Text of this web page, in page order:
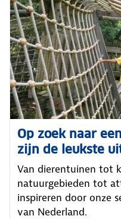
Op zoek naar
zijn de leukste
Van dierentuinen tot
natuurgebieden tot
inspireren door onze
van Nederland.